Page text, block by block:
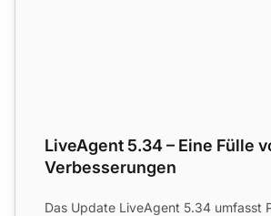
LiveAgent 5.34 – Eine Fülle
Verbesserungen
Das Update LiveAgent 5.34 umfasst